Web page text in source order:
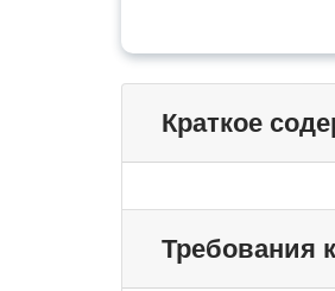
Краткое
Требования